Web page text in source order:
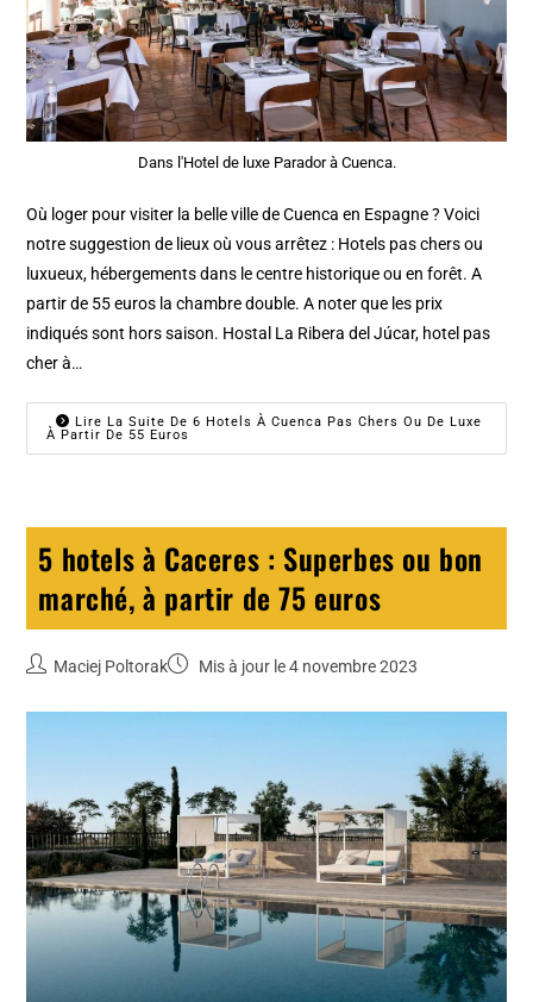
Dans l'Hotel de luxe Parador à Cuenca.
Où loger pour visiter la belle ville de Cuenca en Espagne ? Voici
notre suggestion de lieux où vous arrêtez : Hotels pas chers ou
luxueux, hébergements dans le centre historique ou en forêt. A
partir de 55 euros la chambre double. A noter que les prix
indiqués sont hors saison. Hostal La Ribera del Júcar, hotel pas
cher à…
Lire La Suite De 6 Hotels À Cuenca Pas Chers Ou De Luxe
À Partir De 55 Euros
5 hotels à Caceres : Superbes ou bon
marché, à partir de 75 euros
Maciej Poltorak Mis à jour le 4 novembre 2023